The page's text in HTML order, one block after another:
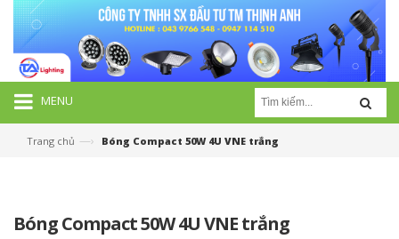
MENU
Trang chủ —› Bóng Compact 50W 4U VNE trắng
Bóng Compact 50W 4U VNE trắng